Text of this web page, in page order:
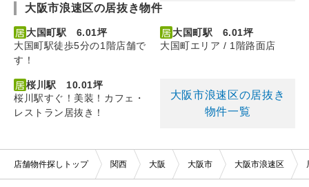
大阪市浪速区の居抜き物件
大国町駅 6.01坪
大国町駅徒歩5分の1階店舗で
す！
大国町駅 6.01坪
大国町エリア / 1階路面店
桜川駅 10.01坪
桜川駅すぐ！美装！カフェ・
レストラン居抜き！
大阪市浪速区の居抜き
物件一覧
店舗物件探しトップ 関西 大阪 大阪市 大阪市浪速区